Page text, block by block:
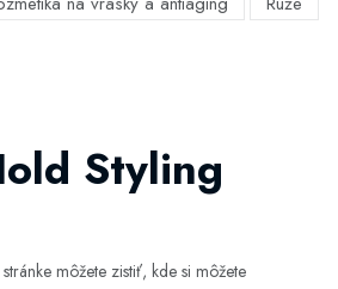
Styling
môžete zistiť, kde si môžete